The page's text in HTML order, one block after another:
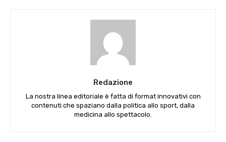
Redazione
La nostra linea editoriale è fatta di format innovativi con
contenuti che spaziano dalla politica allo sport, dalla
medicina allo spettacolo.